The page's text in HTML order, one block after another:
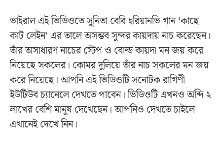
ভাইরাল এই ভিডিওতে সুনিতা বেবি হরিয়ানভি গান ‘কাছে
কাট লেইন‘ এর তালে অসম্ভব সুন্দর কায়দায় নাচ করেছেন।
তাঁর অসাধারণ নাচের স্টেপ ও বোল্ড কায়দা মন জয় করে
নিয়েছে সকলের। কোমর দুলিয়ে তাঁর নাচ সকলের মন জয়
করে নিয়েছে। আপনি এই ভিডিওটি সনোটক রাগিণী
ইউটিউব চ্যানেলে দেখতে পাবেন। ভিডিওটি এখনও অব্দি ২
লাখের বেশি মানুষ দেখেছেন। আপনিও দেখতে চাইলে
এখানেই দেখে নিন।